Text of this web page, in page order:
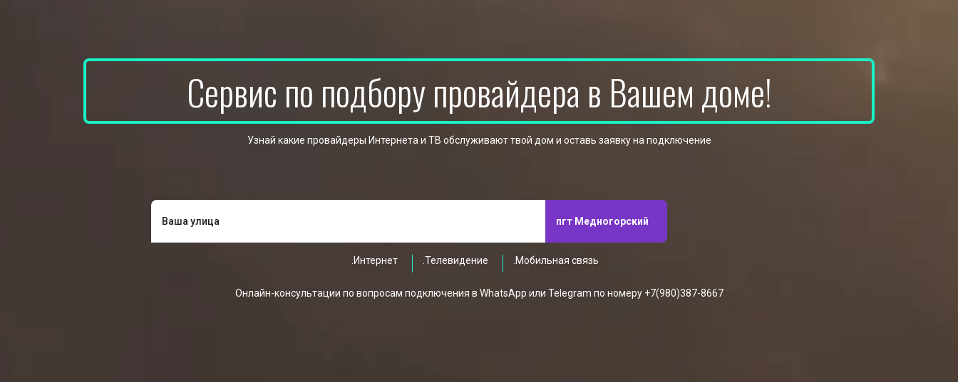
Сервис по подбору провайдера в Вашем доме!
Узнай какие провайдеры Интернета и ТВ обслуживают твой дом и оставь заявку на подключение
пгт Медногорский
.Интернет .Телевидение .Мобильная связь
Онлайн-консультации по вопросам подключения в WhatsApp или Telegram по номеру +7(980)387-8667